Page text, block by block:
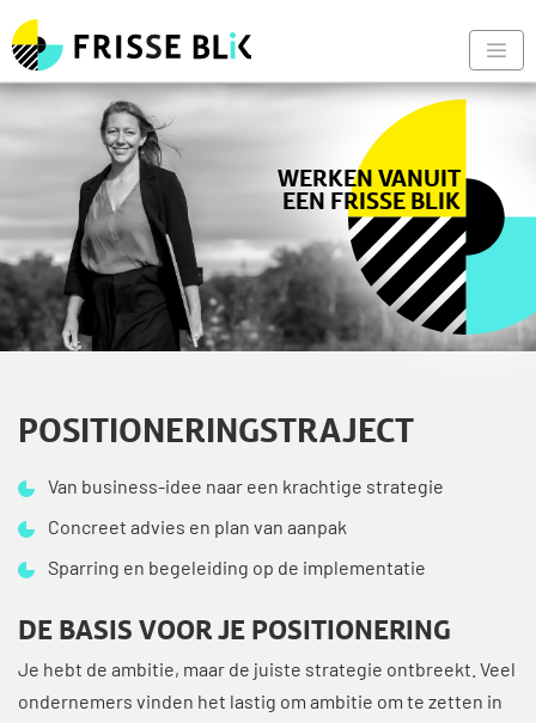
Frisse Blik - Naar de
WERKEN VANUIT
EEN FRISSE BLIK
POSITIONERINGSTRAJECT
Van business-idee naar een krachtige strategie
Concreet advies en plan van aanpak
Sparring en begeleiding op de implementatie
DE BASIS VOOR JE POSITIONERING
Je hebt de ambitie, maar de juiste strategie ontbreekt. Veel
ondernemers vinden het lastig om ambitie om te zetten in